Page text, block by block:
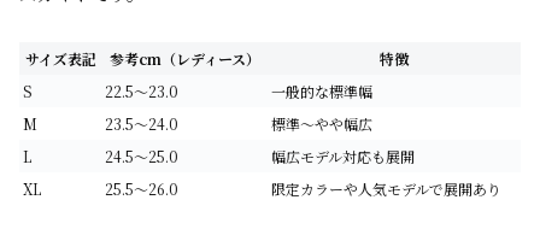
サイズ表記 参考cm（レディース）
特徴
S
22.5～23.0
一般的な標準幅
M
23.5～24.0
標準～やや幅広
L
24.5～25.0
幅広モデル対応も展開
XL
25.5～26.0 限定カラーや人気モデルで展開あり